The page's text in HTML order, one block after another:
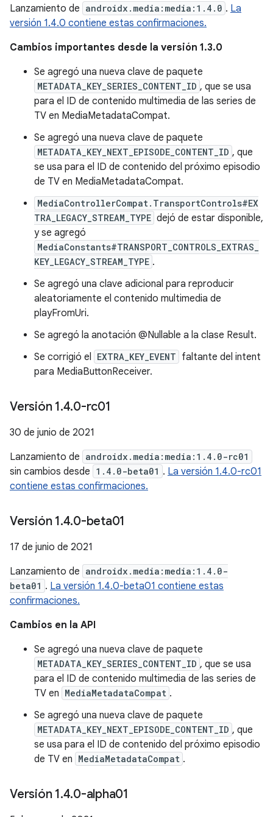
Lanzamiento de androidx.media:media:1.4.0 . La
versión 1.4.0 contiene estas confirmaciones.
Cambios importantes desde la versión 1.3.0
Se agregó una nueva clave de paquete
METADATA_KEY_SERIES_CONTENT_ID , que se usa
para el ID de contenido multimedia de las series de
TV en MediaMetadataCompat.
Se agregó una nueva clave de paquete
METADATA_KEY_NEXT_EPISODE_CONTENT_ID , que
se usa para el ID de contenido del próximo episodio
de TV en MediaMetadataCompat.
MediaControllerCompat.TransportControls#EX
TRA_LEGACY_STREAM_TYPE dejó de estar disponible,
y se agregó
MediaConstants#TRANSPORT_CONTROLS_EXTRAS_
KEY_LEGACY_STREAM_TYPE .
Se agregó una clave adicional para reproducir
aleatoriamente el contenido multimedia de
playFromUri.
Se agregó la anotación @Nullable a la clase Result.
Se corrigió el EXTRA_KEY_EVENT faltante del intent
para MediaButtonReceiver.
Versión 1.4.0-rc01
30 de junio de 2021
Lanzamiento de androidx.media:media:1.4.0-rc01
sin cambios desde 1.4.0-beta01 . La versión 1.4.0-rc01
contiene estas confirmaciones.
Versión 1.4.0-beta01
17 de junio de 2021
Lanzamiento de androidx.media:media:1.4.0-
beta01 . La versión 1.4.0-beta01 contiene estas
confirmaciones.
Cambios en la API
Se agregó una nueva clave de paquete
METADATA_KEY_SERIES_CONTENT_ID , que se usa
para el ID de contenido multimedia de las series de
TV en MediaMetadataCompat .
Se agregó una nueva clave de paquete
METADATA_KEY_NEXT_EPISODE_CONTENT_ID , que
se usa para el ID de contenido del próximo episodio
de TV en MediaMetadataCompat .
Versión 1.4.0-alpha01